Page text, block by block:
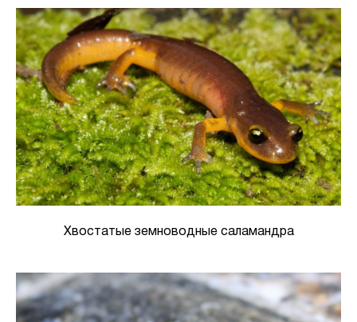
Хвостатые земноводные саламандра